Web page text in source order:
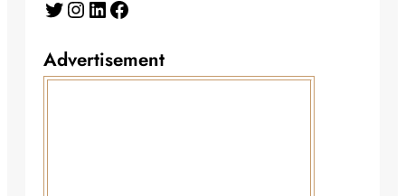
Advertisement